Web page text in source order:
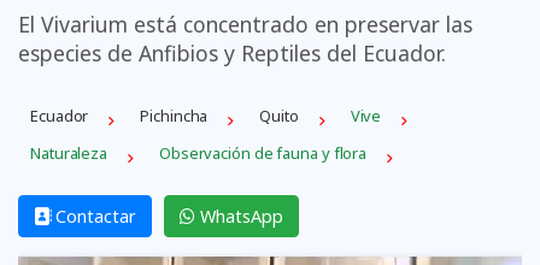
El Vivarium está concentrado en preservar las
especies de Anfibios y Reptiles del Ecuador.
Ecuador Pichincha Quito
Vive
Naturaleza
Observación de fauna y flora
Contactar WhatsApp